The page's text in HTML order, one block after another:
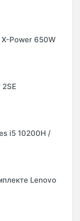
Power 650W
i5 10200H /
Lenovo